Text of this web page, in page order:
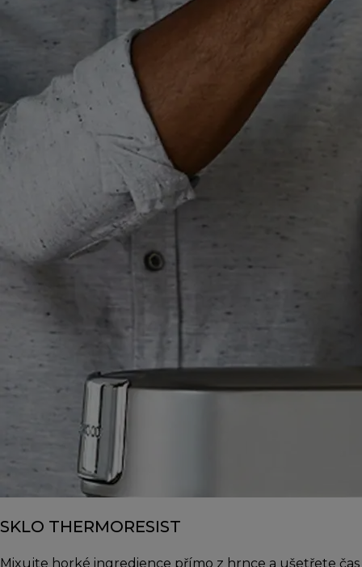
SKLO THERMORESIST
Mixujte horké ingredience přímo z hrnce a ušetřete